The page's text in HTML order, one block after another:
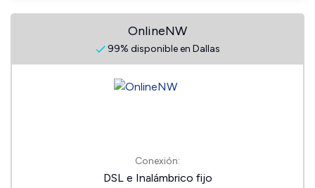
OnlineNW
99% disponible en Dallas
Conexión:
DSL e Inalámbrico fijo